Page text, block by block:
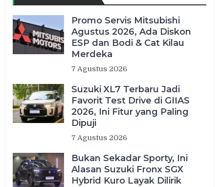
Promo Servis Mitsubishi
Agustus 2026, Ada Diskon
ESP dan Bodi & Cat Kilau
Merdeka
7 Agustus 2026
Suzuki XL7 Terbaru Jadi
Favorit Test Drive di GIIAS
2026, Ini Fitur yang Paling
Dipuji
7 Agustus 2026
Bukan Sekadar Sporty, Ini
Alasan Suzuki Fronx SGX
Hybrid Kuro Layak Dilirik